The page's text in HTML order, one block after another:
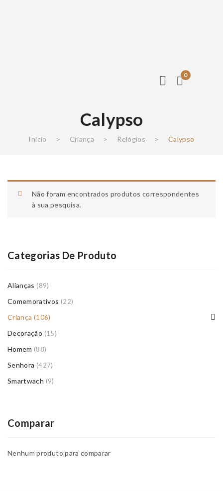
0
Calypso
Início > Criança > Relógios > Calypso
Não foram encontrados produtos correspondentes
à sua pesquisa.
Categorias De Produto
Alianças (89)
Comemorativos (22)
Criança (106)
Decoração (15)
Homem (88)
Senhora (427)
Smartwach (9)
Comparar
Nenhum produto para comparar